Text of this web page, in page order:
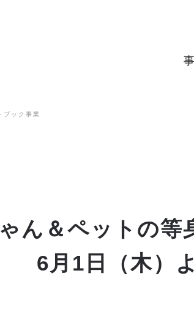
ブック事業
ゃん＆ペットの等
6月1日（木）